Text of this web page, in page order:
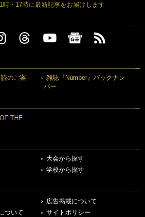
時・17時に最新記事をお届けします
のご案
雑誌『Number』バックナン
バー
THE
大会から探す
学校から探す
広告掲載について
ついて
サイトポリシー